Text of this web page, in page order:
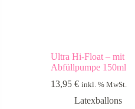
Ultra Hi-Float – mit
Abfüllpumpe 150ml
13,95€ inkl. % MwSt.
Latexballons